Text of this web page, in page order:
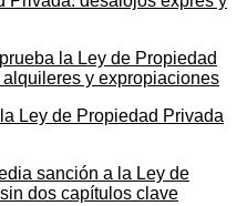
la Ley de Propiedad
y expropiaciones
sanción a la Ley de
dos capítulos clave